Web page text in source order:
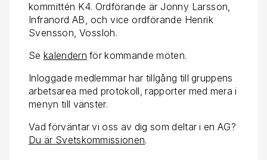
kommittén K4. Ordförande är Jonny Larsson,
Infranord AB, och vice ordförande Henrik
Svensson, Vossloh.
Se kalendern för kommande möten.
Inloggade medlemmar har tillgång till gruppens
arbetsarea med protokoll, rapporter med mera i
menyn till vänster.
Vad förväntar vi oss av dig som deltar i en AG?
Du är Svetskommissionen.